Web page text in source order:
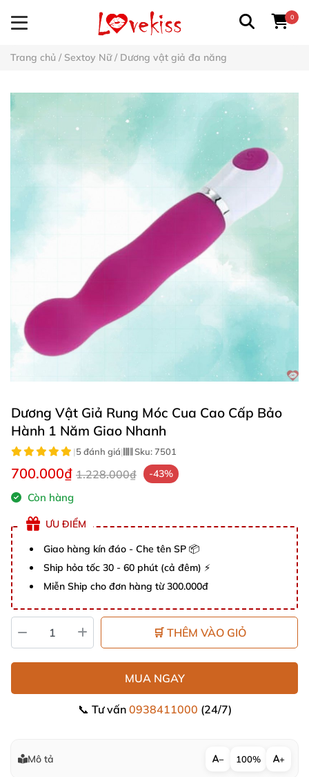
0
Trang chủ / Sextoy Nữ/ Dương vật giả đa năng
Dương Vật Giả Rung Móc Cua Cao Cấp Bảo
Hành 1 Năm Giao Nhanh
|5 đánh giá| Sku:7501
700.000₫ 1.228.000₫ -43%
Còn hàng
ƯU ĐIỂM
Giao hàng kín đáo - Che tên SP 📦
Ship hỏa tốc 30 - 60 phút (cả đêm) ⚡
Miễn Ship cho đơn hàng từ 300.000đ
🛒 THÊM VÀO GIỎ
MUA NGAY
📞 Tư vấn 0938411000 (24/7)
Mô tả − 100% +